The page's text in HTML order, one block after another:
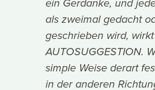
ein Gerdanke, und
als zweimal gedacht
geschrieben wird,
AUTOSUGGESTION.
simple Weise derart
in der anderen